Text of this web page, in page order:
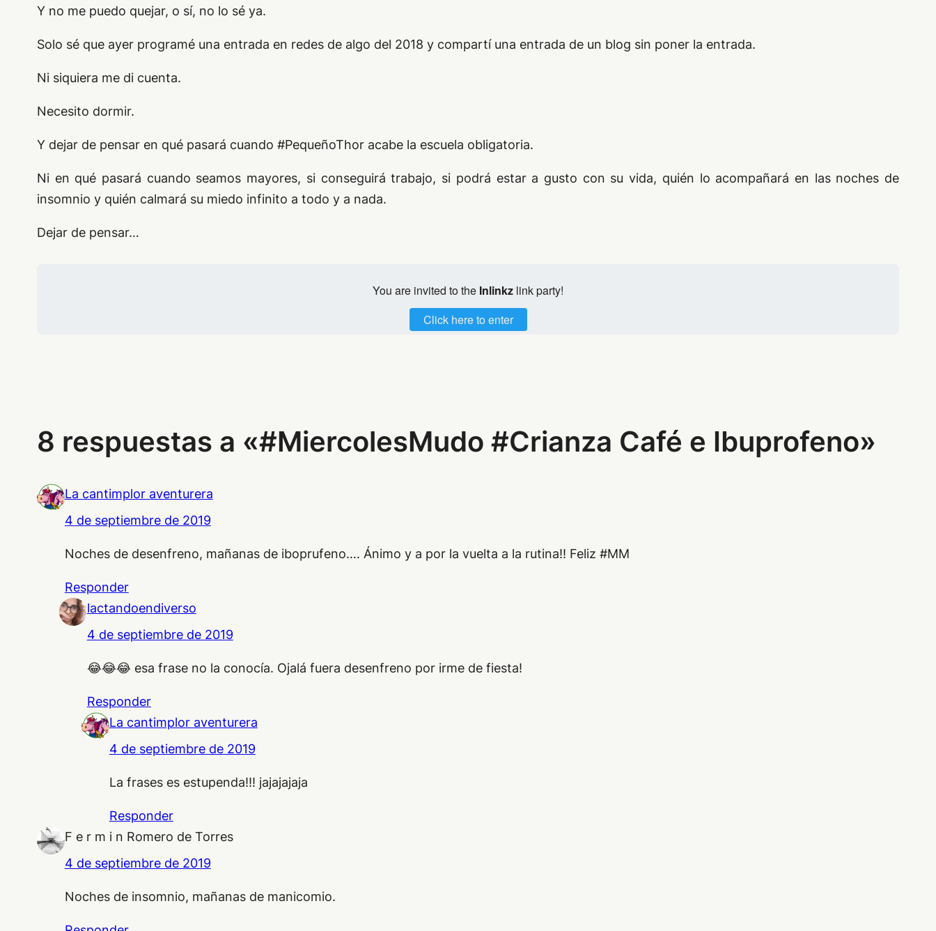
Y no me puedo quejar, o sí, no lo sé ya.
Solo sé que ayer programé una entrada en redes de algo del 2018 y compartí una entrada de un blog sin poner la entrada.
Ni siquiera me di cuenta.
Necesito dormir.
Y dejar de pensar en qué pasará cuando #PequeñoThor acabe la escuela obligatoria.
Ni en qué pasará cuando seamos mayores, si conseguirá trabajo, si podrá estar a gusto con su vida, quién lo acompañará en las noches de
insomnio y quién calmará su miedo infinito a todo y a nada.
Dejar de pensar…
You are invited to the Inlinkz link party!
Click here to enter
8 respuestas a «#MiercolesMudo #Crianza Café e Ibuprofeno»
La cantimplor aventurera
4 de septiembre de 2019
Noches de desenfreno, mañanas de iboprufeno…. Ánimo y a por la vuelta a la rutina!! Feliz #MM
Responder
lactandoendiverso
4 de septiembre de 2019
😂😂😂 esa frase no la conocía. Ojalá fuera desenfreno por irme de fiesta!
Responder
La cantimplor aventurera
4 de septiembre de 2019
La frases es estupenda!!! jajajajaja
Responder
F e r m i n Romero de Torres
4 de septiembre de 2019
Noches de insomnio, mañanas de manicomio.